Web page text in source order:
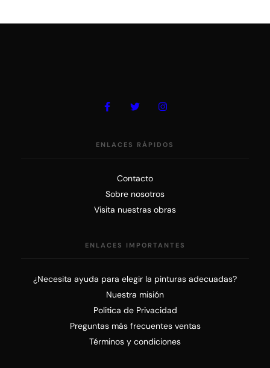
ENLACES RÁPIDOS
Contacto
Sobre nosotros
Visita nuestras obras
ENLACES IMPORTANTES
¿Necesita ayuda para elegir la pinturas adecuadas?
Nuestra misión
Politica de Privacidad
Preguntas más frecuentes ventas
Términos y condiciones